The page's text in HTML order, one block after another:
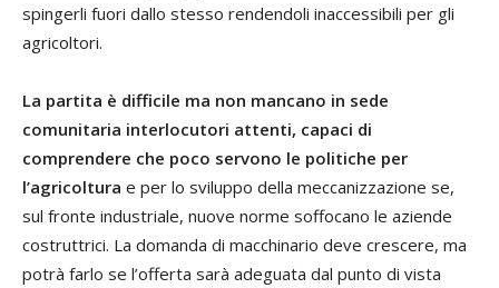
spingerli fuori dallo stesso rendendoli inaccessibili per gli
agricoltori.
La partita è difficile ma non mancano in sede
comunitaria interlocutori attenti, capaci di
comprendere che poco servono le politiche per
l’agricoltura e per lo sviluppo della meccanizzazione se,
sul fronte industriale, nuove norme soffocano le aziende
costruttrici. La domanda di macchinario deve crescere, ma
potrà farlo se l’offerta sarà adeguata dal punto di vista